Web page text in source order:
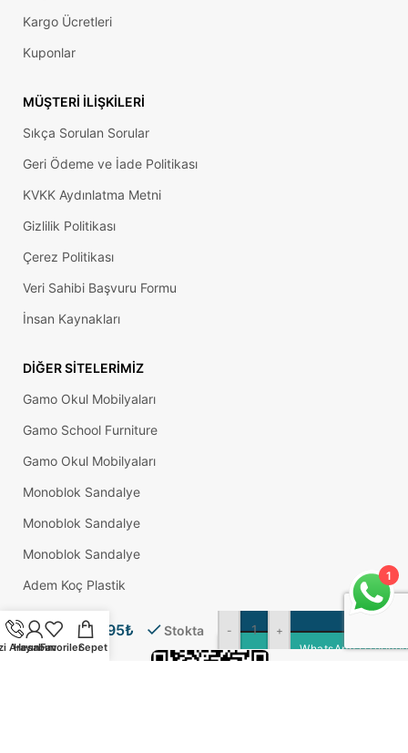
Kargo Ücretleri
Kuponlar
MÜŞTERI İLIŞKILERI
Sıkça Sorulan Sorular
Geri Ödeme ve İade Politikası
KVKK Aydınlatma Metni
Gizlilik Politikası
Çerez Politikası
Veri Sahibi Başvuru Formu
İnsan Kaynakları
DIĞER SITELERIMIZ
Gamo Okul Mobilyaları
Gamo School Furniture
Gamo Okul Mobilyaları
Monoblok Sandalye
Monoblok Sandalye
Monoblok Sandalye
Adem Koç Plastik
Arayın
HesabımFavorilerSepet
Tapa
12mm
1,95₺ Stokta - +
WhatsApp
1